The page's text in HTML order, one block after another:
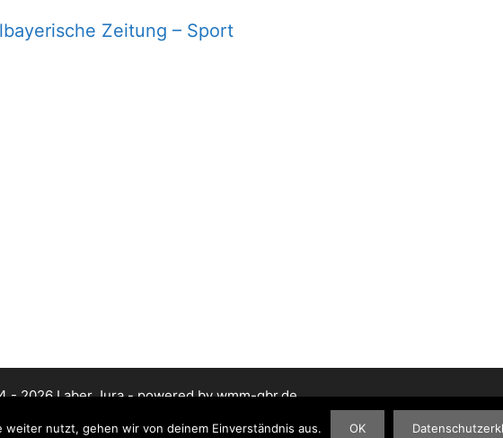
Zeitung – Sport
- 2026 Laber Jura - powered by wmm-gbr.de
weiter nutzt, gehen wir von deinem Einverständnis aus. OK